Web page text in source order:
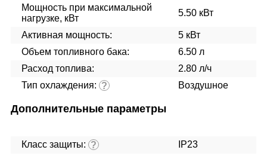
Мощность при максимальной
нагрузке, кВт
5.50 кВт
Активная мощность:
5 кВт
Объем топливного бака:
6.50 л
Расход топлива:
2.80 л/ч
Тип охлаждения: ? Воздушное
Дополнительные параметры
Класс защиты: ?
IP23